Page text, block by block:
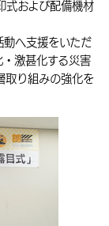
ポーツ・人権
け情報
す
る
ト・祭り
式および配備機材
へ支援をいただ
激甚化する災害
取り組みの強化を